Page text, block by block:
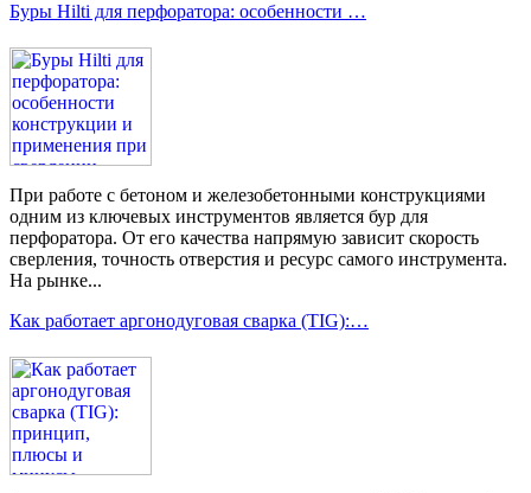
Буры Hilti для перфоратора: особенности …
При работе с бетоном и железобетонными конструкциями
одним из ключевых инструментов является бур для
перфоратора. От его качества напрямую зависит скорость
сверления, точность отверстия и ресурс самого инструмента.
На рынке...
Как работает аргонодуговая сварка (TIG):…